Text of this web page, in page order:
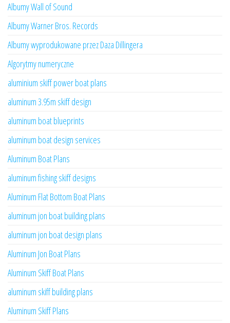
Albumy Wall of Sound
Albumy Warner Bros. Records
Albumy wyprodukowane przez Daza Dillingera
Algorytmy numeryczne
aluminium skiff power boat plans
aluminum 3.95m skiff design
aluminum boat blueprints
aluminum boat design services
Aluminum Boat Plans
aluminum fishing skiff designs
Aluminum Flat Bottom Boat Plans
aluminum jon boat building plans
aluminum jon boat design plans
Aluminum Jon Boat Plans
Aluminum Skiff Boat Plans
aluminum skiff building plans
Aluminum Skiff Plans